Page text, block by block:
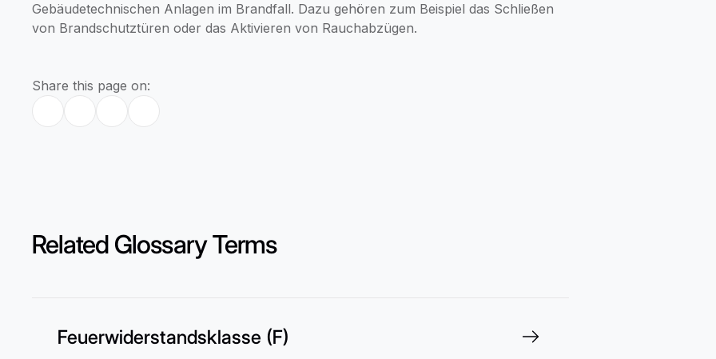
Gebäudetechnischen Anlagen im Brandfall. Dazu gehören zum Beispiel das Schließen
von Brandschutztüren oder das Aktivieren von Rauchabzügen.
Share this page on:
Related Glossary Terms
Feuerwiderstandsklasse (F)